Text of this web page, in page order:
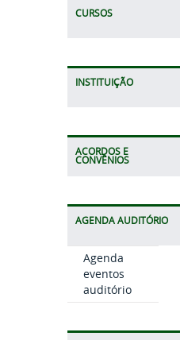
CURSOS
INSTITUIÇÃO
ACORDOS E
CONVÊNIOS
AGENDA AUDITÓRIO
Agenda
eventos
auditório